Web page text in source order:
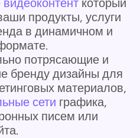
продукты, услуги
в динамичном и
потрясающие и
бренду дизайны для
материалов,
сети графика,
писем или